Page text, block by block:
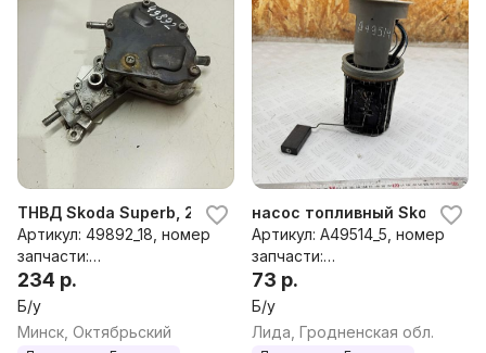
ТНВД Skoda Superb, 2007 г.
Артикул: 49892_18, номер
запчасти:
038145209,038145209A,0
38145209C,038145209E,0
38145209H,038145209K,0
38145209M,038145209N,0
234 р.
Б/у
Минск, Октябрьский
насос топливный Skoda
Артикул: A49514_5, номер
запчасти:
220212010002,3B0919050,
3B0919050B
73 р.
Б/у
Лида, Гродненская обл.